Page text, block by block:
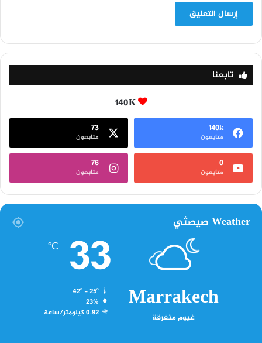
تابعنا
140K
140k
متابعون
73
متابعون
0
متابعون
76
متابعون
Weather صيصثي
Marrakech
غيوم متفرقة
33
℃
42º - 25º
23%
0.92 كيلومتر/ساعة